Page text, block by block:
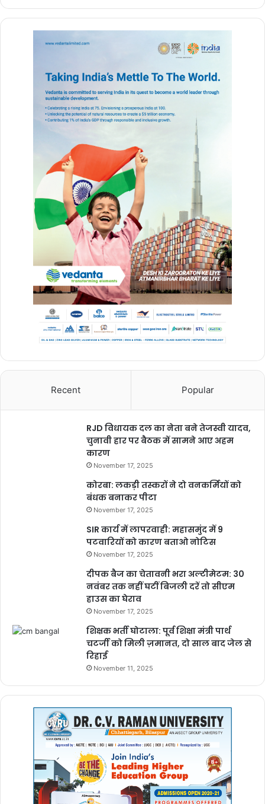
ambedkar-quotes-2023/
Buland Hindustan
Bhagwaan Hanuman
BULAND HINDUSTAN
Hanuaman Jayanti 2023
hanuman jayanti 2023
Hanuman Jayanti Pujan Vidhi
Puja Muhurat
Shubh MuhuratHanuman Jayanti 2023
Recent Popular
RJD विधायक दल का नेता बने तेजस्वी यादव,
चुनावी हार पर बैठक में सामने आए अहम
कारण
November 17, 2025
कोरबा: लकड़ी तस्करों ने दो वनकर्मियों को
बंधक बनाकर पीटा
November 17, 2025
SIR कार्य में लापरवाही: महासमुंद में 9
पटवारियों को कारण बताओ नोटिस
November 17, 2025
दीपक बैज का चेतावनी भरा अल्टीमेटम: 30
नवंबर तक नहीं घटीं बिजली दरें तो सीएम
हाउस का घेराव
November 17, 2025
शिक्षक भर्ती घोटाला: पूर्व शिक्षा मंत्री पार्थ
चटर्जी को मिली ज़मानत, दो साल बाद जेल से
रिहाई
November 11, 2025